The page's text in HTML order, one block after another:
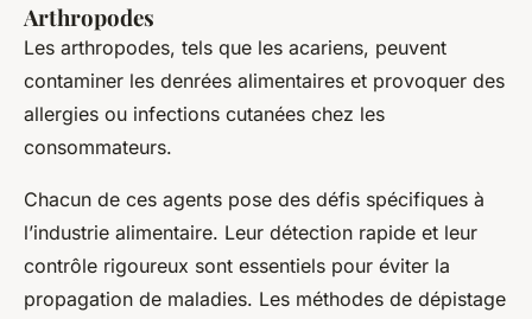
Arthropodes
Les arthropodes, tels que les acariens, peuvent
contaminer les denrées alimentaires et provoquer des
allergies ou infections cutanées chez les
consommateurs.
Chacun de ces agents pose des défis spécifiques à
l’industrie alimentaire. Leur détection rapide et leur
contrôle rigoureux sont essentiels pour éviter la
propagation de maladies. Les méthodes de dépistage